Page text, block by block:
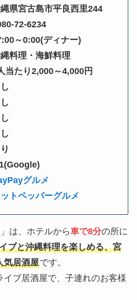
宮古島市平良西里244
72-6234
～0:00(ディナー)
料理・海鮮料理
り2,000～4,000円
グルメ
トペッパーグルメ
」は、ホテルから車で8分の所に
ブと沖縄料理を楽しめる、宮
居酒屋です。
イブ居酒屋で、子連れのお客様